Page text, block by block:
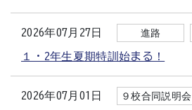
2026年07月27日 進路
１・2年生夏期特訓始まる！
2026年07月01日 ９校合同説明会